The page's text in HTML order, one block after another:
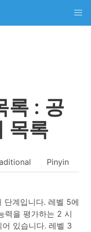
록 : 공
목록
Pinyin
단계입니다. 레벨 5에
력을 평가하는 2 시
있습니다. 레벨 3